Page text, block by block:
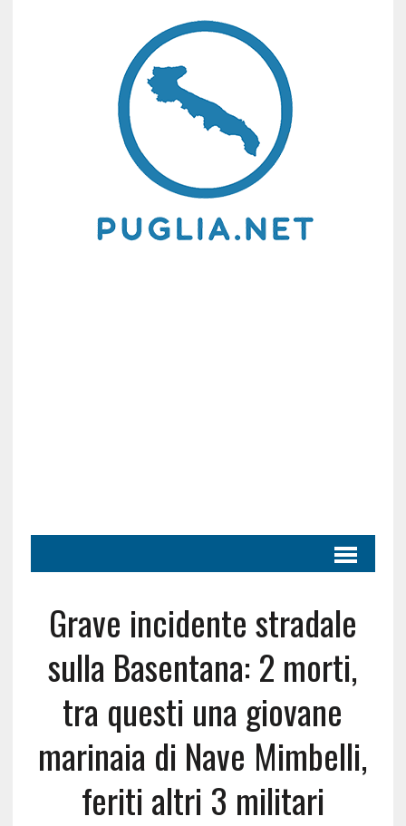
Grave incidente stradale
sulla Basentana: 2 morti,
tra questi una giovane
marinaia di Nave Mimbelli,
feriti altri 3 militari